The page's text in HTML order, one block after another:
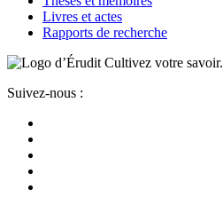
Livres et actes
Rapports de recherche
Cultivez votre savoir.
Suivez-nous :